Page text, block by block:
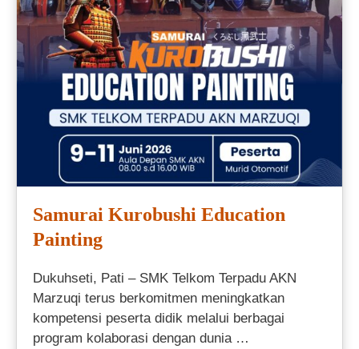
Samurai Kurobushi Education
Painting
Dukuhseti, Pati – SMK Telkom Terpadu AKN
Marzuqi terus berkomitmen meningkatkan
kompetensi peserta didik melalui berbagai
program kolaborasi dengan dunia …